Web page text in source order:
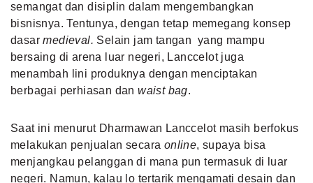
semangat dan disiplin dalam mengembangkan
bisnisnya. Tentunya, dengan tetap memegang konsep
dasarmedieval. Selain jam tangan yang mampu
bersaing di arena luar negeri, Lanccelot juga
menambah lini produknya dengan menciptakan
berbagai perhiasan danwaist bag.
Saat ini menurut Dharmawan Lanccelot masih berfokus
melakukan penjualan secara online, supaya bisa
menjangkau pelanggan di mana pun termasuk di luar
negeri. Namun, kalau lo tertarik mengamati desain dan